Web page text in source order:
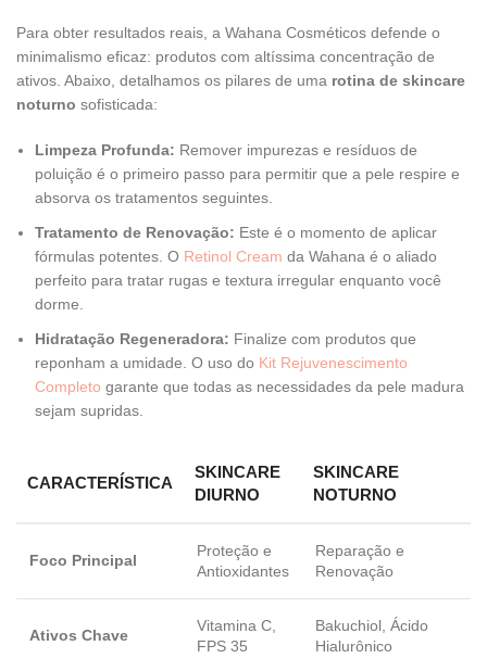
Para obter resultados reais, a Wahana Cosméticos defende o
minimalismo eficaz: produtos com altíssima concentração de
ativos. Abaixo, detalhamos os pilares de uma rotina de skincare
noturno sofisticada:
Limpeza Profunda: Remover impurezas e resíduos de
poluição é o primeiro passo para permitir que a pele respire e
absorva os tratamentos seguintes.
Tratamento de Renovação: Este é o momento de aplicar
fórmulas potentes. O Retinol Cream da Wahana é o aliado
perfeito para tratar rugas e textura irregular enquanto você
dorme.
Hidratação Regeneradora: Finalize com produtos que
reponham a umidade. O uso do Kit Rejuvenescimento
Completo garante que todas as necessidades da pele madura
sejam supridas.
CARACTERÍSTICA
SKINCARE
DIURNO
SKINCARE
NOTURNO
Foco Principal
Proteção e
Antioxidantes
Reparação e
Renovação
Ativos Chave
Vitamina C,
FPS 35
Bakuchiol, Ácido
Hialurônico